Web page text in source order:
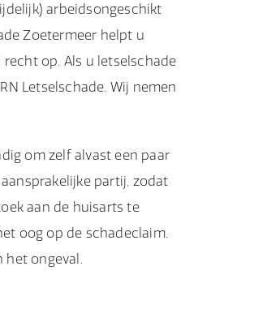
arbeidsongeschikt
Zoetermeer helpt u
op. Als u letselschade
Letselschade. Wij nemen
om zelf alvast een paar
partij, zodat
aan de huisarts te
oog op de schadeclaim.
het ongeval.